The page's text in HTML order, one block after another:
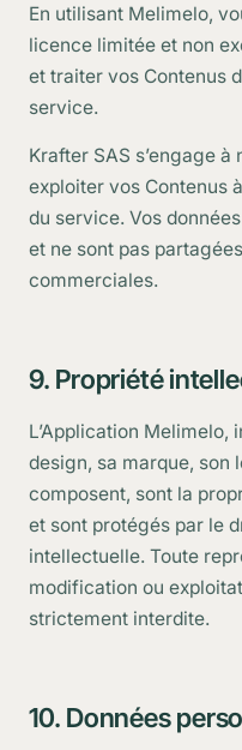
En utilisant Melimelo,
licence limitée et non
et traiter vos Contenus
service.
Krafter SAS s’engage
exploiter vos Contenus
du service. Vos
et ne sont pas
commerciales.
9. Propriété
L’Application Melimelo,
design, sa marque, son
composent, sont la
et sont protégés par le
intellectuelle. Toute
modification ou
strictement interdite.
10. Données